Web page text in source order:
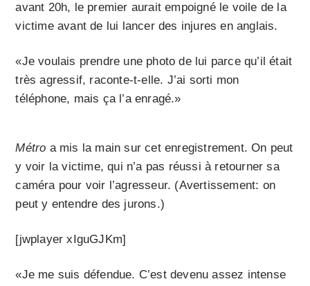
avant 20h, le premier aurait empoigné le voile de la
victime avant de lui lancer des injures en anglais.
«Je voulais prendre une photo de lui parce qu’il était
très agressif, raconte-t-elle. J’ai sorti mon
téléphone, mais ça l’a enragé.»
Métro a mis la main sur cet enregistrement. On peut
y voir la victime, qui n’a pas réussi à retourner sa
caméra pour voir l’agresseur. (Avertissement: on
peut y entendre des jurons.)
[jwplayer xIguGJKm]
«Je me suis défendue. C’est devenu assez intense